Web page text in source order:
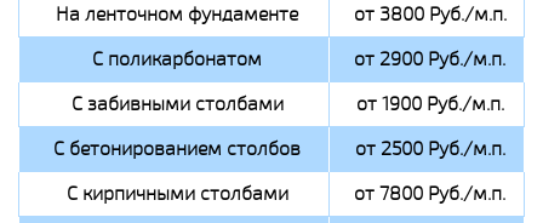
На ленточном фундаменте
от 3800 Руб./м.п.
С поликарбонатом
от 2900 Руб./м.п.
С забивными столбами
от 1900 Руб./м.п.
С бетонированием столбов
от 2500 Руб./м.п.
С кирпичными столбами
от 7800 Руб./м.п.